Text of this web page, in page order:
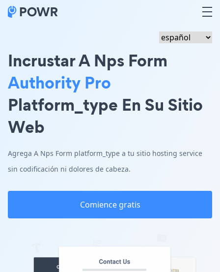
Incrustar A Nps Form
Authority Pro
Platform_type En Su Sitio
Web
Agrega A Nps Form platform_type a tu sitio hosting service
sin codificación ni dolores de cabeza.
Comience gratis